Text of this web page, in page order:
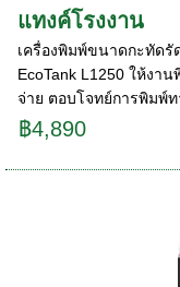
แทงค์โรงงาน
เครื่องพิมพ์ขนาดกะทัดรั
EcoTank L1250 ให้งา
จ่าย ตอบโจทย์การพิมพ์ท
฿4,890